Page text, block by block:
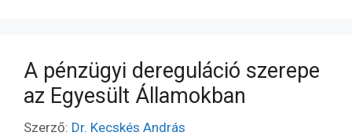
A pénzügyi dereguláció szerepe
az Egyesült Államokban
Szerző: Dr. Kecskés András